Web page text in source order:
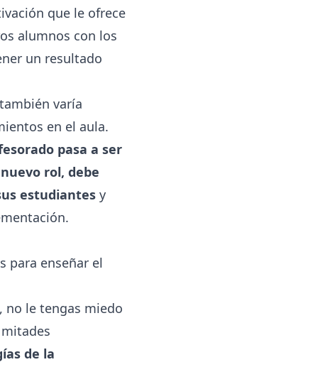
que le ofrece
alumnos con los
un resultado
varía
en el aula.
pasa a ser
rol, debe
estudiantes y
para enseñar el
no le tengas miedo
de la